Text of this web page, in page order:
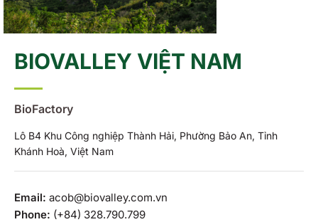
ORGANIC & NATURAL
Cảm ơn bạn đã tin tưởng
High-Quality Product From The Vietnamese
BIOVALLEY VIỆT NAM
BioFactory
Lô B4 Khu Công nghiệp Thành Hải, Phường Bảo An, Tỉnh
Khánh Hoà, Việt Nam
Email: acob@biovalley.com.vn
Phone: (+84) 328.790.799